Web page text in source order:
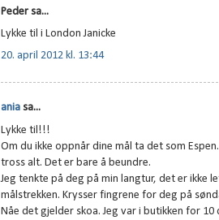
Peder sa...
Lykke til i London Janicke
20. april 2012 kl. 13:44
ania sa...
Lykke til!!!
Om du ikke oppnår dine mål ta det som
tross alt. Det er bare å beundre.
Jeg tenkte på deg på min langtur, det er ikke
målstrekken. Krysser fingrene for deg på
Nåe det gjelder skoa. Jeg var i butikken for